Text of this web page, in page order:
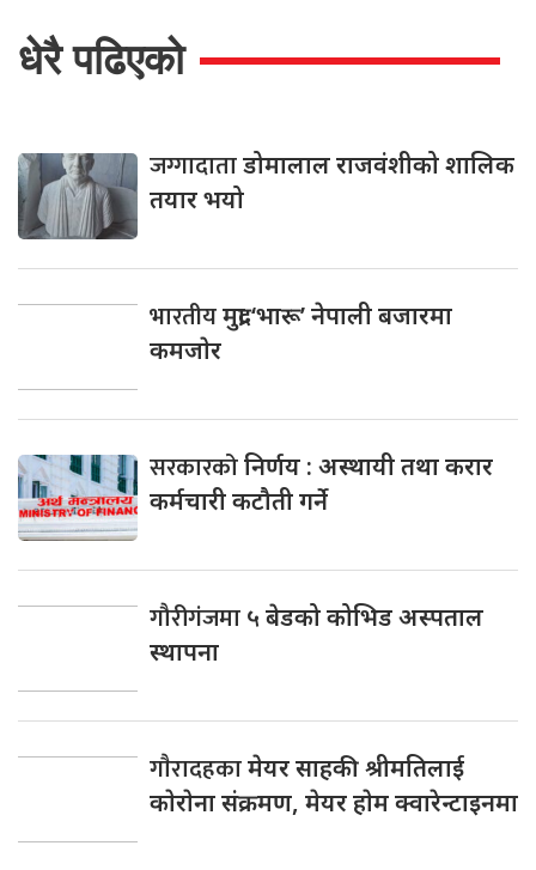
धेरै पढिएको
जग्गादाताडोमालाल राजवंशीको शालिक
तयार भयो
भारतीयमुद्रा ‘भारू’ नेपाली बजारमा
कमजाेर
सरकारकोनिर्णय : अस्थायी तथा करार
कर्मचारी कटौती गर्ने
गौरीगंजमा ५ बेडको कोभिड अस्पताल
स्थापना
गाैरादहकामेयर साहकी श्रीमतिलाई
काेराेना संक्रमण, मेयर हाेम क्वारेन्टाइनमा